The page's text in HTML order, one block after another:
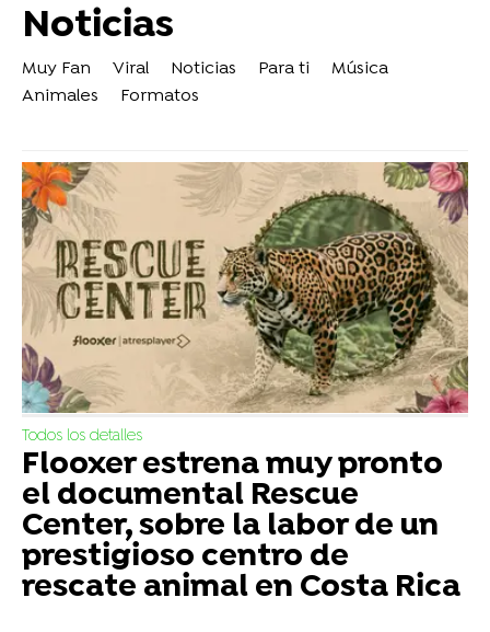
Noticias
Muy Fan Viral Noticias Para ti
Música
Animales
Formatos
Todos los detalles
Flooxer estrena muy pronto
el documental Rescue
Center, sobre la labor de un
prestigioso centro de
rescate animal en Costa Rica